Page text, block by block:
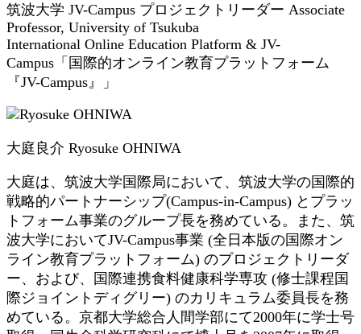
筑波大学 JV-Campus プロジェクトリーダー Associate
Professor, University of Tsukuba
International Online Education Platform & JV-
Campus「国際的オンライン教育プラットフォーム
『JV-Campus』」
大庭良介 Ryosuke OHNIWA
大庭は、筑波大学国際局において、筑波大学の国際的
戦略的パートナーシップ(Campus-in-Campus) とプラッ
トフォーム事業のグループ長を務めている。また、筑
波大学においてJV-Campus事業 (全日本版の国際オン
ライン教育プラットフォーム) のプロジェクトリーダ
ー、および、国際連携食料健康科学専攻 (修士課程国
際ジョイントディグリー) のカリキュラム委員長を務
めている。京都大学総合人間学部にて2000年に学士号